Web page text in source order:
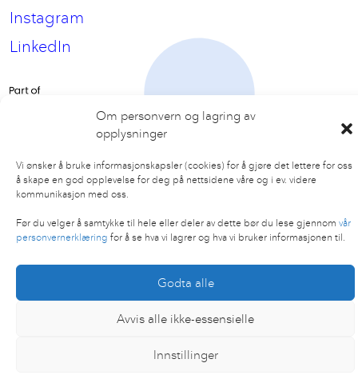
Om personvern og lagring av
opplysninger
Vi ønsker å bruke informasjonskapsler (cookies) for å gjøre det lettere for oss
å skape en god opplevelse for deg på nettsidene våre og i ev. videre
kommunikasjon med oss.
Før du velger å samtykke til hele eller deler av dette bør du lese gjennom vår
personvernerklæring for å se hva vi lagrer og hva vi bruker informasjonen til.
Godta alle
Avvis alle ikke-essensielle
Innstillinger
Instagram
LinkedIn